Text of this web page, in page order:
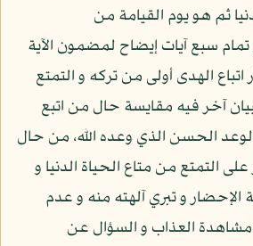
ثم هو يوم القيامة من
سبع آيات إيضاح لمضمون الآية
اتباع الهدى أولى من تركه و التمتع
آخر فيه مقايسة حال من اتبع
الحسن الذي وعده الله، من حال
التمتع من متاع الحياة الدنيا و
الإحضار و تبري آلهته منه و عدم
العذاب و السؤال عن